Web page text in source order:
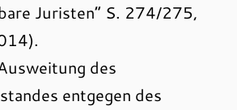
Juristen“ S. 274/275,
des
entgegen des